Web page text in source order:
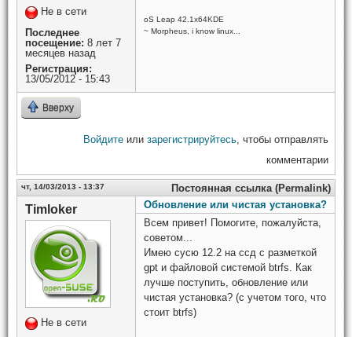
Не в сети
Последнее
посещение: 8 лет 7
месяцев назад
Регистрация:
13/05/2012 - 15:43
oS Leap 42.1x64KDE
~ Morpheus, i know linux...
Вверху
Войдите или зарегистрируйтесь, чтобы отправлять
комментарии
чт, 14/03/2013 - 13:37 Постоянная ссылка (Permalink)
Timloker
Не в сети
Обновление или чистая установка?
Всем привет! Помогите, пожалуйста,
советом...
Имею сусю 12.2 на ссд с разметкой
gpt и файловой системой btrfs. Как
лучше поступить, обновление или
чистая установка? (с учетом того, что
стоит btrfs)